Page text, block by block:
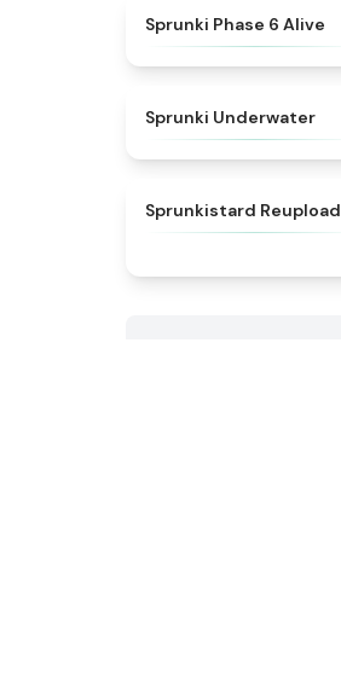
Sprunki Phase 6 Alive
Sprunki Underwater
★
Sprunkistard Reupload